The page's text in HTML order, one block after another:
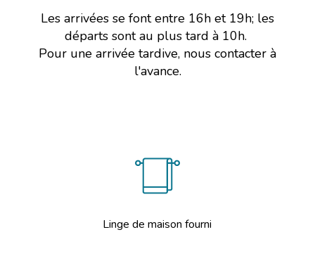
Les arrivées se font entre 16h et 19h; les
départs sont au plus tard à 10h.
Pour une arrivée tardive, nous contacter à
l'avance.
Linge de maison fourni